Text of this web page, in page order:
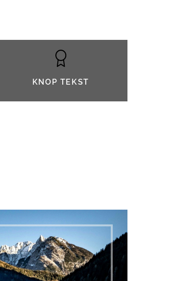
KNOP TEKST